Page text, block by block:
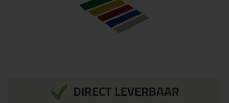
DIRECT LEVERBAAR